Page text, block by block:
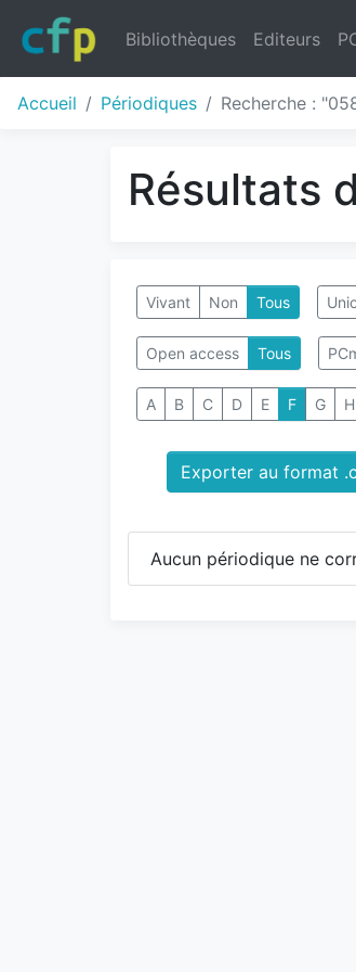
Bibliothèques Editeurs
Accueil Périodiques Recherche :
Résultats
Vivant Non Tous
Open access Tous
A B C D E F G H
Exporter au format
Aucun périodique ne